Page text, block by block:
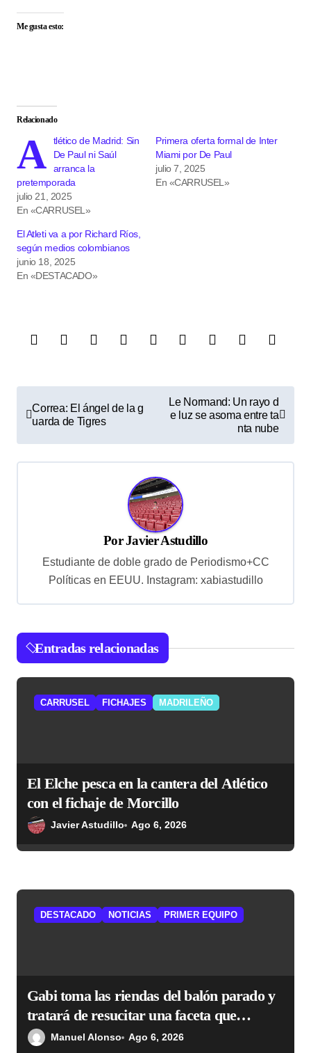
Me gusta esto:
Relacionado
A
tlético de Madrid: Sin
De Paul ni Saúl
arranca la
pretemporada
julio 21, 2025
En «CARRUSEL»
Primera oferta formal de Inter
Miami por De Paul
julio 7, 2025
En «CARRUSEL»
El Atleti va a por Richard Ríos,
según medios colombianos
junio 18, 2025
En «DESTACADO»
v
e
n
e
Correa: El ángel de la g
uarda de Tigres
Le Normand: Un rayo d
e luz se asoma entre ta
nta nube
PorJavier Astudillo
Estudiante de doble grado de Periodismo+CC
Políticas en EEUU. Instagram: xabiastudillo
Entradas relacionadas
CARRUSEL FICHAJES MADRILEÑO
El Elche pesca en la cantera del Atlético
con el fichaje de Morcillo
Javier Astudillo Ago 6, 2026
DESTACADO NOTICIAS PRIMER EQUIPO
Gabi toma las riendas del balón parado y
tratará de resucitar una faceta que
Simeone desea recuperar
Manuel Alonso Ago 6, 2026